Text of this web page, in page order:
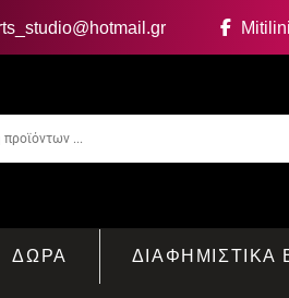
ΔΩΡΑ ΔΙΑΦΗΜΙΣΤΙΚΑ